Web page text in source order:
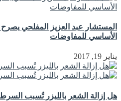
المستشار عبد العزيز المفلحي
الأساسي للمفاوضات
يناير 19, 2017
هل إزالة الشعر بالليزر تُسبب